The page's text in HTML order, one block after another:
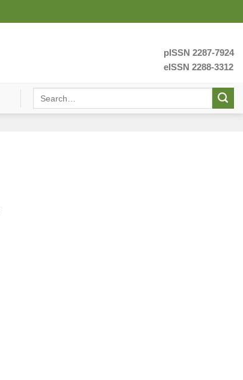
pISSN 2287-7924
eISSN 2288-3312